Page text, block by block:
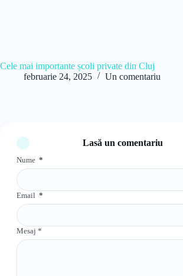
Cele mai importante școli private din Cluj
februarie 24, 2025
Un comentariu
Lasă un comentariu
Nume *
Email *
Mesaj *